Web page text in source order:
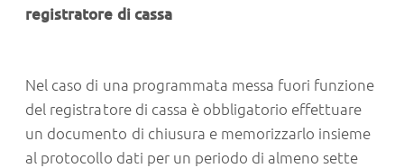
registratore di cassa
Nel caso di una programmata messa fuori funzione
del registratore di cassa è obbligatorio effettuare
un documento di chiusura e memorizzarlo insieme
al protocollo dati per un periodo di almeno sette